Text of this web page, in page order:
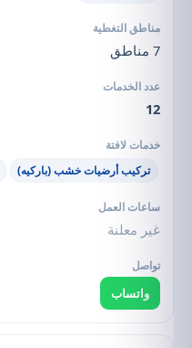
7 مناطق
12
تركيب أرضيات خشب (باركيه)
غير معلنة
واتساب